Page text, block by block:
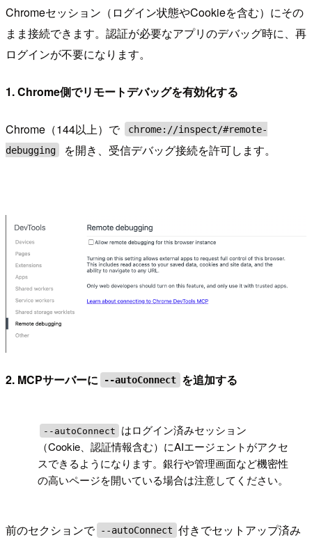
Chromeセッション（ログイン状態やCookieを含む）にその
まま接続できます。認証が必要なアプリのデバッグ時に、再
ログインが不要になります。
1. Chrome側でリモートデバッグを有効化する
Chrome（144以上）で
chrome://inspect/#remote-
debugging
を開き、受信デバッグ接続を許可します。
2. MCPサーバーに --autoConnect を追加する
--autoConnect
はログイン済みセッション
（Cookie、認証情報含む）にAIエージェントがアクセ
スできるようになります。銀行や管理画面など機密性
の高いページを開いている場合は注意してください。
前のセクションで --autoConnect 付きでセットアップ済み